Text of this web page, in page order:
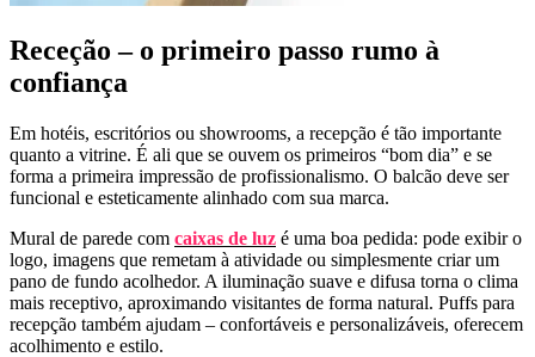
Receção – o primeiro passo rumo à
confiança
Em hotéis, escritórios ou showrooms, a recepção é tão importante
quanto a vitrine. É ali que se ouvem os primeiros “bom dia” e se
forma a primeira impressão de profissionalismo. O balcão deve ser
funcional e esteticamente alinhado com sua marca.
Mural de parede com caixas de luz é uma boa pedida: pode exibir o
logo, imagens que remetam à atividade ou simplesmente criar um
pano de fundo acolhedor. A iluminação suave e difusa torna o clima
mais receptivo, aproximando visitantes de forma natural. Puffs para
recepção também ajudam – confortáveis e personalizáveis, oferecem
acolhimento e estilo.